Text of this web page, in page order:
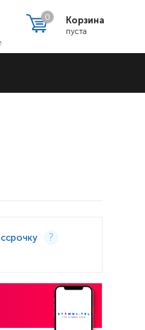
Корзина
пуста
0